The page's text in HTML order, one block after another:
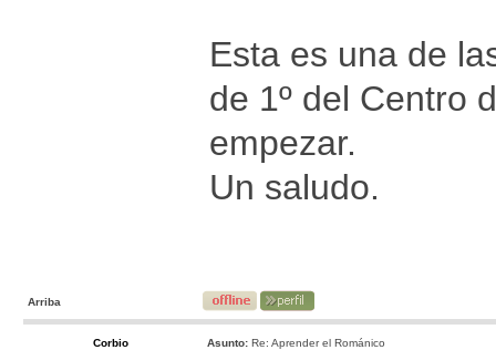
Esta es una de
de 1º del Centro
empezar.
Un saludo.
Arriba
Corbio Asunto: Re: Aprender el Románico